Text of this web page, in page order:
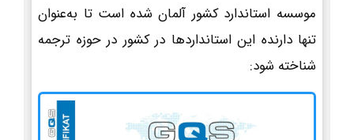
موسسه استاندارد کشور آلمان شده است تا به‌عنوان
تنها دارنده این استانداردها در کشور در حوزه ترجمه
شناخته شود: